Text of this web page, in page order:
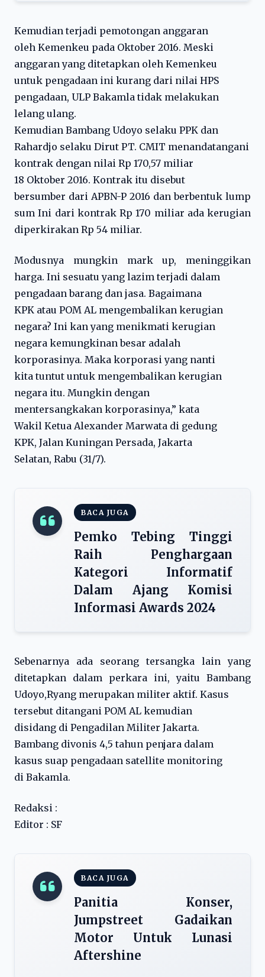
Kemudian terjadi pemotongan anggaran
oleh Kemenkeu pada Oktober 2016. Meski
anggaran yang ditetapkan oleh Kemenkeu
untuk pengadaan ini kurang dari nilai HPS
pengadaan, ULP Bakamla tidak melakukan
lelang ulang.
Kemudian Bambang Udoyo selaku PPK dan
Rahardjo selaku Dirut PT. CMIT menandatangani
kontrak dengan nilai Rp 170,57 miliar
18 Oktober 2016. Kontrak itu disebut
bersumber dari APBN-P 2016 dan berbentuk lump
sum Ini dari kontrak Rp 170 miliar ada kerugian
diperkirakan Rp 54 miliar.
Modusnya mungkin mark up, meninggikan
harga. Ini sesuatu yang lazim terjadi dalam
pengadaan barang dan jasa. Bagaimana
KPK atau POM AL mengembalikan kerugian
negara? Ini kan yang menikmati kerugian
negara kemungkinan besar adalah
korporasinya. Maka korporasi yang nanti
kita tuntut untuk mengembalikan kerugian
negara itu. Mungkin dengan
mentersangkakan korporasinya,” kata
Wakil Ketua Alexander Marwata di gedung
KPK, Jalan Kuningan Persada, Jakarta
Selatan, Rabu (31/7).
BACA JUGA
Pemko Tebing Tinggi
Raih Penghargaan
Kategori Informatif
Dalam Ajang Komisi
Informasi Awards 2024
Sebenarnya ada seorang tersangka lain yang
ditetapkan dalam perkara ini, yaitu Bambang
Udoyo,Ryang merupakan militer aktif. Kasus
tersebut ditangani POM AL kemudian
disidang di Pengadilan Militer Jakarta.
Bambang divonis 4,5 tahun penjara dalam
kasus suap pengadaan satellite monitoring
di Bakamla.
Redaksi :
Editor : SF
BACA JUGA
Panitia Konser,
Jumpstreet Gadaikan
Motor Untuk Lunasi
Aftershine